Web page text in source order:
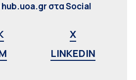
στα Social
X
LINKEDIN